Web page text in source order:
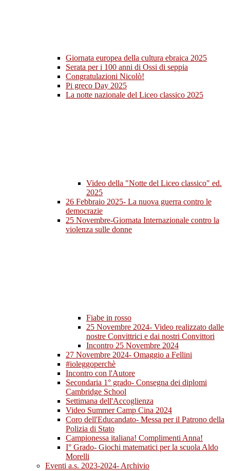
Giornata europea della cultura ebraica 2025
Serata per i 100 anni di Ossi di seppia
Congratulazioni Nicolò!
Pi greco Day 2025
La notte nazionale del Liceo classico 2025
Video della "Notte del Liceo classico" ed.
2025
26 Febbraio 2025- La nuova guerra contro le
democrazie
25 Novembre-Giornata Internazionale contro la
violenza sulle donne
Fiabe in rosso
25 Novembre 2024- Video realizzato dalle
nostre Convittrici e dai nostri Convittori
Incontro 25 Novembre 2024
27 Novembre 2024- Omaggio a Fellini
#ioleggoperchè
Incontro con l'Autore
Secondaria 1° grado- Consegna dei diplomi
Cambridge School
Settimana dell'Accoglienza
Video Summer Camp Cina 2024
Coro dell'Educandato- Messa per il Patrono della
Polizia di Stato
Campionessa italiana! Complimenti Anna!
I° Grado- Giochi matematici per la scuola Aldo
Morelli
Eventi a.s. 2023-2024- Archivio